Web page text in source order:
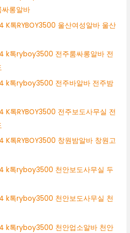
싸롱알바
K톡RYBOY3500 울산여성알바 울산
k톡ryboy3500 전주룸싸롱알바 전
k톡ryboy3500 전주바알바 전주밤
K톡RYBOY3500 전주보도사무실 전
K톡RYBOY3500 창원밤알바 창원고
k톡ryboy3500 천안보도사무실 두
k톡ryboy3500 천안보도사무실 천
k톡ryboy3500 천안업소알바 천안